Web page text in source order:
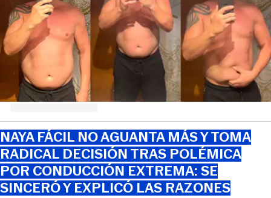
NAYA FÁCIL NO AGUANTA MÁS Y TOMA
RADICAL DECISIÓN TRAS POLÉMICA
POR CONDUCCIÓN EXTREMA: SE
SINCERÓ Y EXPLICÓ LAS RAZONES